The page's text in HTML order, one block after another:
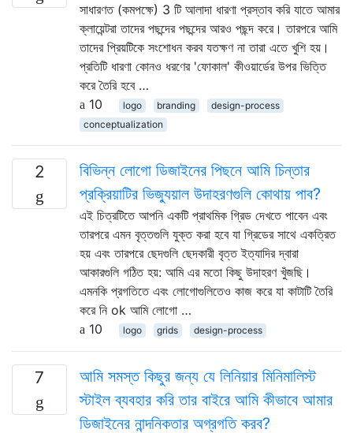
সাধারণত (কমপক্ষে) 3 টি আলাদা ধারণা প্রস্তাব করি যাতে আমার
ক্লায়েন্টরা তাদের পছন্দের পছন্দের আরও পছন্দ করে। তারপরে আমি
তাদের প্রিয়টিকে সংশোধন করব যতক্ষণ না তারা এতে খুশি হয়।
প্রতিটি ধারণা কোনও ধরণের 'ফোকাল' কীওয়ার্ডের উপর ভিত্তি
করে তৈরি হবে …
10
logo branding
design-process
conceptualization
2
বিভিন্ন লোগো ডিজাইনের পিছনে আমি চিন্তার
প্রক্রিয়াটির ভিজ্যুয়াল উদাহরণগুলি কোথায় পাব?
এই চিত্রটিতে আপনি একটি প্রাথমিক গ্রিড দেখতে পাবেন এবং
তারপরে এমন বৃত্তগুলি যুক্ত করা হবে যা গ্রিডের সাথে একত্রিত
হয় এবং তারপরে ছেদগুলি ছেদকারী বৃত্ত ইত্যাদির দ্বারা
আকারগুলি গঠিত হয়: আমি এর মতো কিছু উদাহরণ খুঁজছি।
এমনকি প্রগতিতে এবং লোগোগুলিতেও কাজ করে যা কাটাটি তৈরি
করে নি ok আমি লোগো …
10
logo grids design-process
7
আমি সমস্ত কিছুর জন্য যে লিনিয়ার মিনিমালিস্ট
স্টাইল ব্যবহার করি তার বাইরে আমি কীভাবে আমার
ডিজাইনের নান্দনিকতার অগ্রগতি করব?